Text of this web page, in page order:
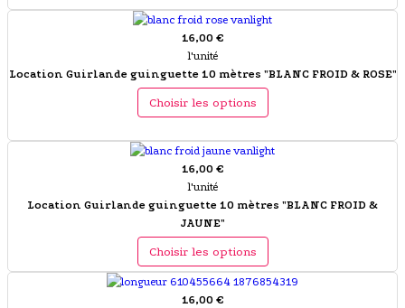
16,00 €
l'unité
Location Guirlande guinguette 10 mètres "BLANC FROID & ROSE"
Choisir les options
16,00 €
l'unité
Location Guirlande guinguette 10 mètres "BLANC FROID &
JAUNE"
Choisir les options
16,00 €